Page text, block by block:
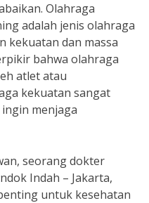
Olahraga
adalah jenis olahraga
kekuatan dan massa
bahwa olahraga
atlet atau
kekuatan sangat
menjaga
seorang dokter
Indah – Jakarta,
untuk kesehatan